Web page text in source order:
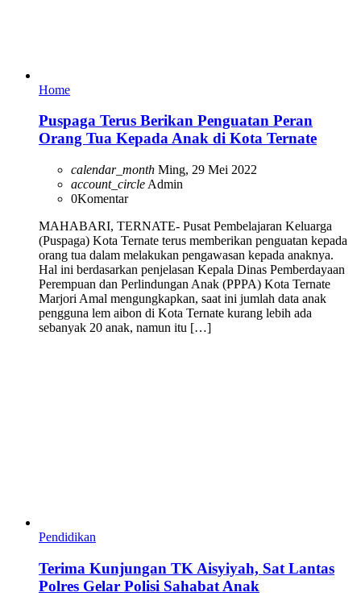
Home
Puspaga Terus Berikan Penguatan Peran
Orang Tua Kepada Anak di Kota Ternate
calendar_month Ming, 29 Mei 2022
account_circle Admin
0Komentar
MAHABARI, TERNATE- Pusat Pembelajaran Keluarga
(Puspaga) Kota Ternate terus memberikan penguatan kepada
orang tua dalam melakukan pengawasan kepada anaknya.
Hal ini berdasarkan penjelasan Kepala Dinas Pemberdayaan
Perempuan dan Perlindungan Anak (PPPA) Kota Ternate
Marjori Amal mengungkapkan, saat ini jumlah data anak
pengguna lem aibon di Kota Ternate kurang lebih ada
sebanyak 20 anak, namun itu […]
Pendidikan
Terima Kunjungan TK Aisyiyah, Sat Lantas
Polres Gelar Polisi Sahabat Anak